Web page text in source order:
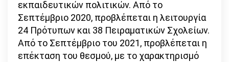
εκπαιδευτικών πολιτικών. Από το
Σεπτέμβριο 2020, προβλέπεται η λειτουργία
24 Πρότυπων και 38 Πειραματικών Σχολείων.
Από το Σεπτέμβριο του 2021, προβλέπεται η
επέκταση του θεσμού, με το χαρακτηρισμό